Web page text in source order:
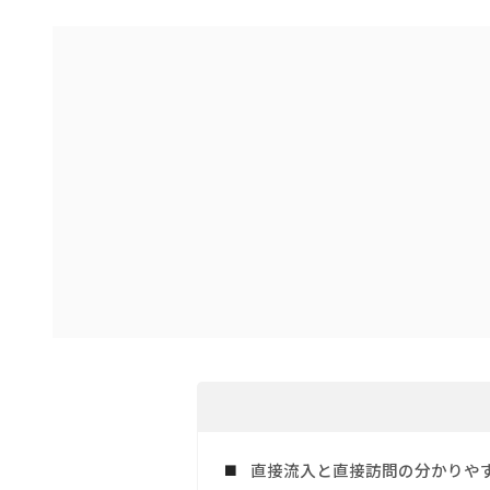
直接流入と直接訪問の分かりや